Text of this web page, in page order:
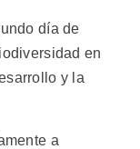
día de
en
y la
a